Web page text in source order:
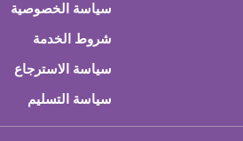
سياسة الخصوصية
شروط الخدمة
سياسة الاسترجاع
سياسة التسليم